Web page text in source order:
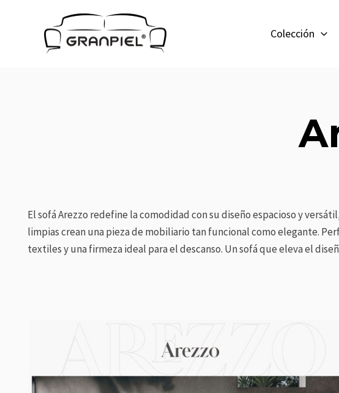
contenido
Colección
El sofá Arezzo redefine la comodidad con su diseño espacioso y
limpias crean una pieza de mobiliario tan funcional como elegante.
textiles y una firmeza ideal para el descanso. Un sofá que eleva el